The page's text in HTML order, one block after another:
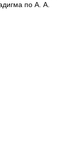
по А. А.